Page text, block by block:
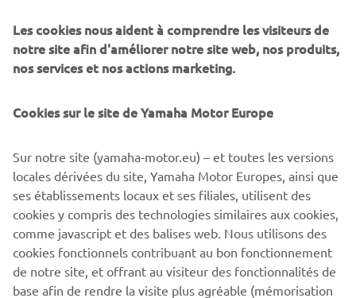
With an advanced premium specification that can hold its
own against larger capacity models, the MT-125 gives
young riders an exciting way to enter the Hyper Naked
this is also an ideal motorcycle for those riders who want a
stylish lightweight for everyday use.
Check 2020 MT-125 »
Les cookies nous aident à comprendre les visiteurs de
notre site afin d'améliorer notre site web, nos produits,
nos services et nos actions marketing.
Cookies sur le site de Yamaha Motor Europe
Sur notre site (yamaha-motor.eu) – et toutes les versions
locales dérivées du site, Yamaha Motor Europes, ainsi que
ses établissements locaux et ses filiales, utilisent des
cookies y compris des technologies similaires aux cookies,
comme javascript et des balises web. Nous utilisons des
cookies fonctionnels contribuant au bon fonctionnement
de notre site, et offrant au visiteur des fonctionnalités de
base afin de rendre la visite plus agréable (mémorisation